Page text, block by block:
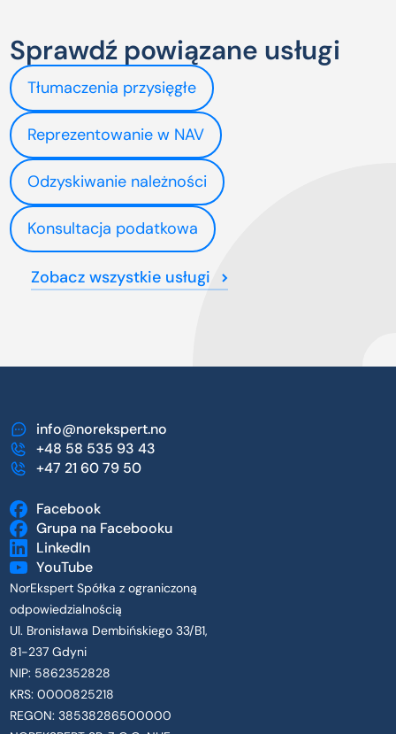
Sprawdź powiązane usługi
Tłumaczenia przysięgłe
Reprezentowanie w NAV
Odzyskiwanie należności
Konsultacja podatkowa
Zobacz wszystkie usługi
info@norekspert.no
+48 58 535 93 43
+47 21 60 79 50
Facebook
Grupa na Facebooku
LinkedIn
YouTube
NorEkspert Spółka z ograniczoną
odpowiedzialnością
Ul. Bronisława Dembińskiego 33/B1,
81-237 Gdyni
NIP: 5862352828
KRS: 0000825218
REGON: 38538286500000